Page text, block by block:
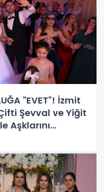
"EVET"! İzmit
Şevval ve Yiğit
Aşklarını